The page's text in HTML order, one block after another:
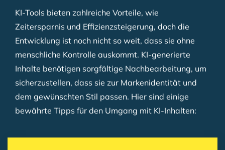
KI-Tools bieten zahlreiche Vorteile, wie
Zeitersparnis und Effizienzsteigerung, doch die
Entwicklung ist noch nicht so weit, dass sie ohne
menschliche Kontrolle auskommt. KI-generierte
Inhalte benötigen sorgfältige Nachbearbeitung, um
sicherzustellen, dass sie zur Markenidentität und
dem gewünschten Stil passen. Hier sind einige
bewährte Tipps für den Umgang mit KI-Inhalten: